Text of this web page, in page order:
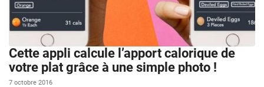
Cette appli calcule l’apport calorique de
votre plat grâce à une simple photo !
7 octobre 2016